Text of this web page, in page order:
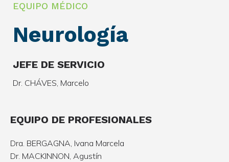
EQUIPO MÉDICO
Neurología
JEFE DE SERVICIO
Dr. CHÁVES, Marcelo
EQUIPO DE PROFESIONALES
Dra. BERGAGNA, Ivana Marcela
Dr. MACKINNON, Agustín